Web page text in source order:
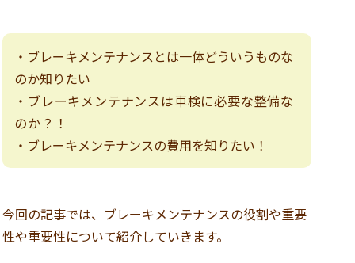
・ブレーキメンテナンスとは一体どういうものな
のか知りたい
・ブレーキメンテナンスは車検に必要な整備な
のか？！
・ブレーキメンテナンスの費用を知りたい！
今回の記事では、ブレーキメンテナンスの役割や重要
性や重要性について紹介していきます。